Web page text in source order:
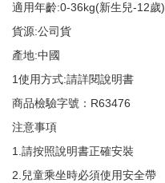
適用年齡:0-36kg(新生兒-12歲)
貨源:公司貨
產地:中國
1使用方式:請詳閱說明書
商品檢驗字號：R63476
注意事項
1.請按照說明書正確安裝
2.兒童乘坐時必須使用安全帶